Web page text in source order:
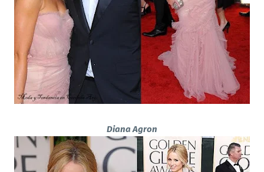
Diana Agron